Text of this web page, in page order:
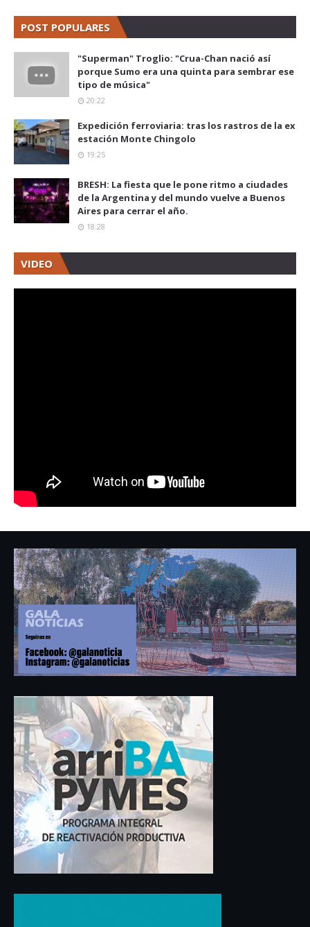
POST POPULARES
"Superman" Troglio: "Crua-Chan nació así
porque Sumo era una quinta para sembrar ese
tipo de música"
20:22
Expedición ferroviaria: tras los rastros de la ex
estación Monte Chingolo
19:25
BRESH: La fiesta que le pone ritmo a ciudades
de la Argentina y del mundo vuelve a Buenos
Aires para cerrar el año.
18:28
VIDEO